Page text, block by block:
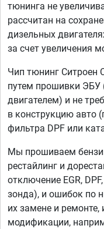
тюнинга не
рассчитан на
дизельных
за счет увеличения
Чип тюнинг Ситроен
путем прошивки ЭБУ
двигателем) и не
в конструкцию авто
фильтра DPF или
Мы прошиваем
рестайлинг и
отключение EGR,
зонда), и ошибок по
их замене и ремонте,
модификации,